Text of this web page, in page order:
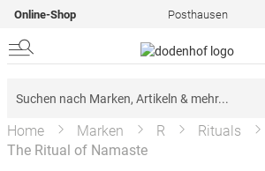
Online-Shop Posthausen
Home Marken R Rituals
The Ritual of Namaste